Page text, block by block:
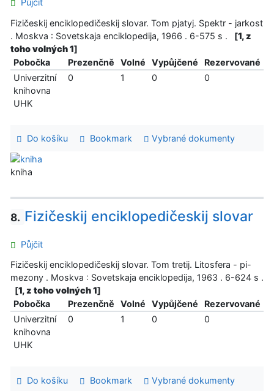
Půjčit
Fizičeskij enciklopedičeskij slovar. Tom pjatyj. Spektr - jarkost
. Moskva : Sovetskaja enciklopedija, 1966 . 6-575 s .
[1, z
toho volných 1]
Pobočka
Prezenčně Volné Vypůjčené
Rezervované
Univerzitní
knihovna
UHK
0 1 0 0
Do košíku Bookmark Vybrané dokumenty
kniha
8. Fizičeskij enciklopedičeskij slovar
Půjčit
Fizičeskij enciklopedičeskij slovar. Tom tretij. Litosfera - pi-
mezony . Moskva : Sovetskaja enciklopedija, 1963 . 6-624 s .
[1, z toho volných 1]
Pobočka
Prezenčně Volné Vypůjčené
Rezervované
Univerzitní
knihovna
UHK
0 1 0 0
Do košíku Bookmark Vybrané dokumenty